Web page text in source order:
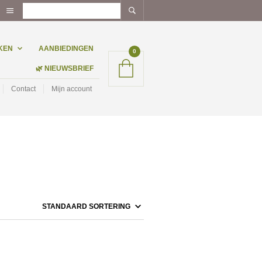
AANBIEDINGEN
🌿 NIEUWSBRIEF
Contact Mijn account
0